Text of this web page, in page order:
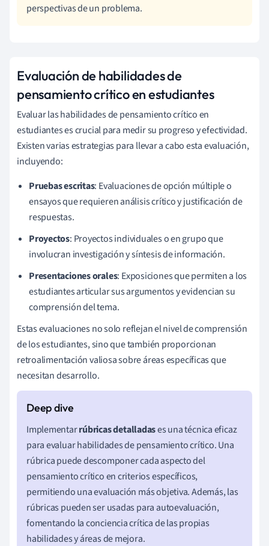
perspectivas de un problema.
Evaluación de habilidades de
pensamiento crítico en estudiantes
Evaluar las habilidades de pensamiento crítico en
estudiantes es crucial para medir su progreso y efectividad.
Existen varias estrategias para llevar a cabo esta evaluación,
incluyendo:
Pruebas escritas: Evaluaciones de opción múltiple o
ensayos que requieren análisis crítico y justificación de
respuestas.
Proyectos: Proyectos individuales o en grupo que
involucran investigación y síntesis de información.
Presentaciones orales: Exposiciones que permiten a los
estudiantes articular sus argumentos y evidencian su
comprensión del tema.
Estas evaluaciones no solo reflejan el nivel de comprensión
de los estudiantes, sino que también proporcionan
retroalimentación valiosa sobre áreas específicas que
necesitan desarrollo.
Implementarrúbricas detalladases una técnica eficaz
para evaluar habilidades de pensamiento crítico. Una
rúbrica puede descomponer cada aspecto del
pensamiento crítico en criterios específicos,
permitiendo una evaluación más objetiva. Además, las
rúbricas pueden ser usadas para autoevaluación,
fomentando la conciencia crítica de las propias
habilidades y áreas de mejora.